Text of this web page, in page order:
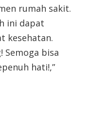
rumah sakit.
ini dapat
kesehatan.
Semoga bisa
hati!,”